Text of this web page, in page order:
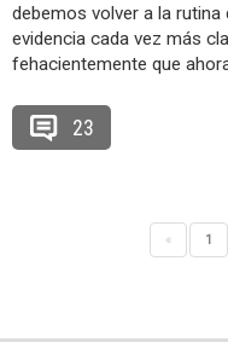
debemos volver a la rutina
evidencia cada vez más
fehacientemente que
23
« 1